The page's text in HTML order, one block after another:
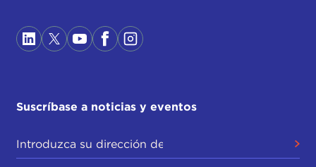
Suscríbase a noticias y eventos